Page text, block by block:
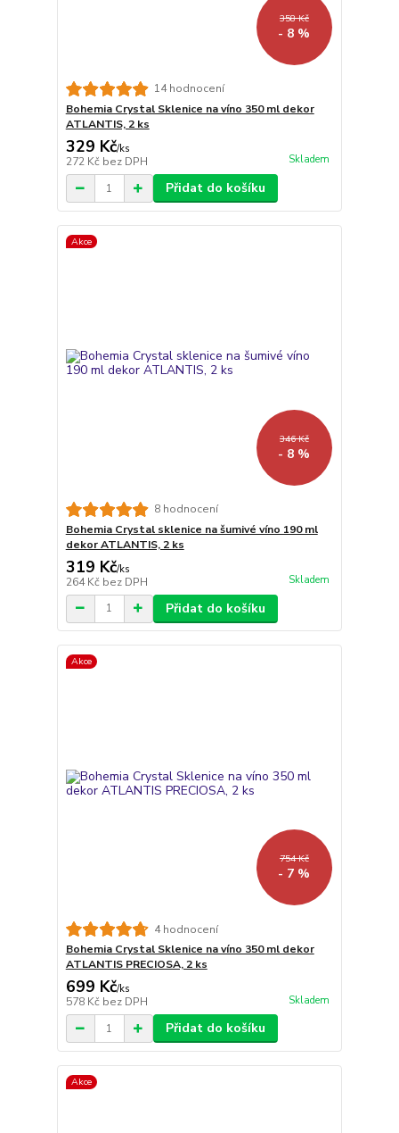
358 Kč
- 8 %
14 hodnocení
Bohemia Crystal Sklenice na víno 350 ml dekor
ATLANTIS, 2 ks
329 Kč/ks
272 Kč bez DPH Skladem
Přidat do košíku
Akce
346 Kč
- 8 %
8 hodnocení
Bohemia Crystal sklenice na šumivé víno 190 ml
dekor ATLANTIS, 2 ks
319 Kč/ks
264 Kč bez DPH Skladem
Přidat do košíku
Akce
754 Kč
- 7 %
4 hodnocení
Bohemia Crystal Sklenice na víno 350 ml dekor
ATLANTIS PRECIOSA, 2 ks
699 Kč/ks
578 Kč bez DPH Skladem
Přidat do košíku
Akce